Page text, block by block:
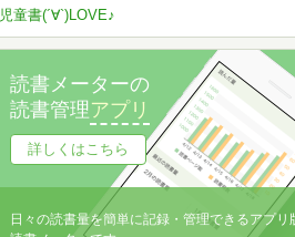
児童書(´∀`)LOVE♪
読書メーターの
読書管理アプリ
詳しくはこちら
日々の読書量を簡単に記録・管理できるアプリ